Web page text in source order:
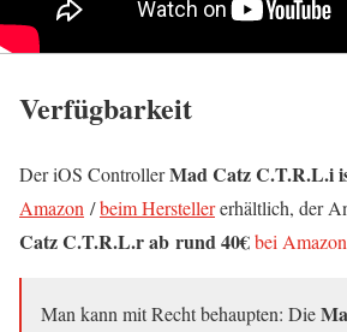
Verfügbarkeit
Der iOS ControllerMad Catz C.T.R.L.i
Amazon /beim Herstellererhältlich, der
Catz C.T.R.L.r ab rund 40€bei Amazon
Man kann mit Recht behaupten: Die